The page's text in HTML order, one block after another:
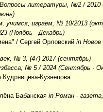
литературы, №2 / 2010
учимся, играем, № 10/2013
(Ноябрь - Декабрь)
/ Сергей Орловскийin
№ 3, (47) 2017 (сентябрь)
№ 5 / 2024 (Сентябрь -
Кузнецова
Бабанскаяin Роман -